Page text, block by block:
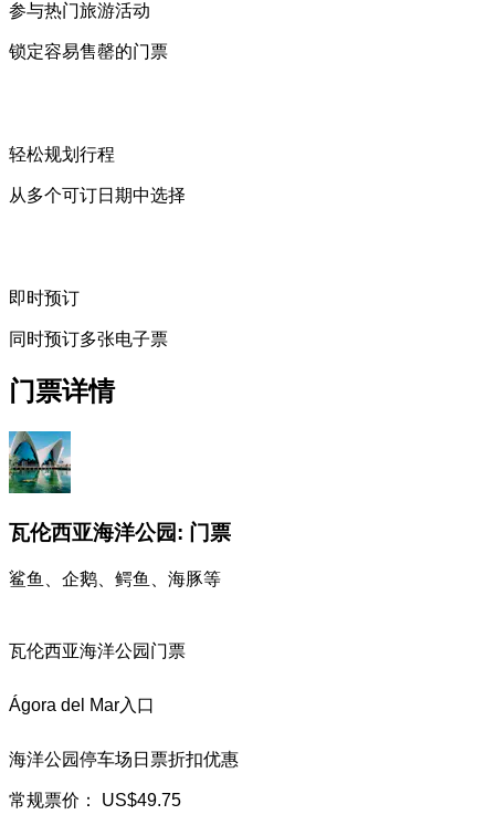
参与热门旅游活动
锁定容易售罄的门票
轻松规划行程
从多个可订日期中选择
即时预订
同时预订多张电子票
门票详情
瓦伦西亚海洋公园: 门票
鲨鱼、企鹅、鳄鱼、海豚等
瓦伦西亚海洋公园门票
Ágora del Mar入口
海洋公园停车场日票折扣优惠
常规票价： US$49.75